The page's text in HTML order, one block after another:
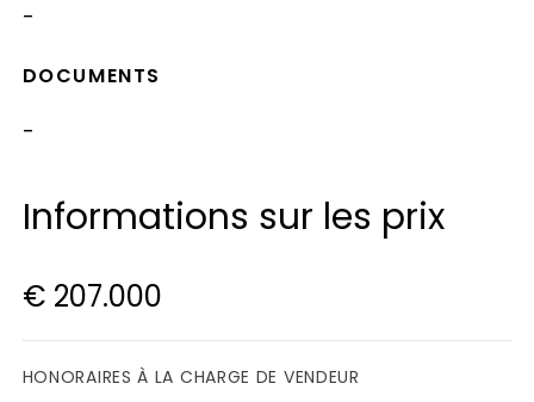
-
DOCUMENTS
-
Informations sur les prix
€ 207.000
HONORAIRES À LA CHARGE DE VENDEUR